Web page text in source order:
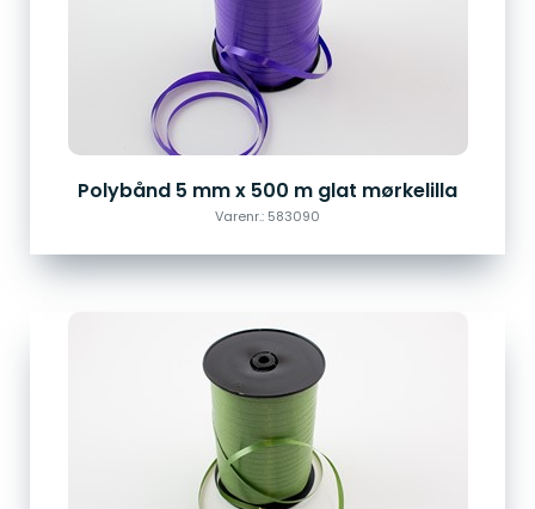
Polybånd 5 mm x 500 m glat mørkelilla
Varenr.: 583090